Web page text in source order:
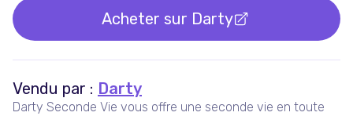
Acheter sur Darty
Vendu par : Darty
Darty Seconde Vie vous offre une seconde vie en toute